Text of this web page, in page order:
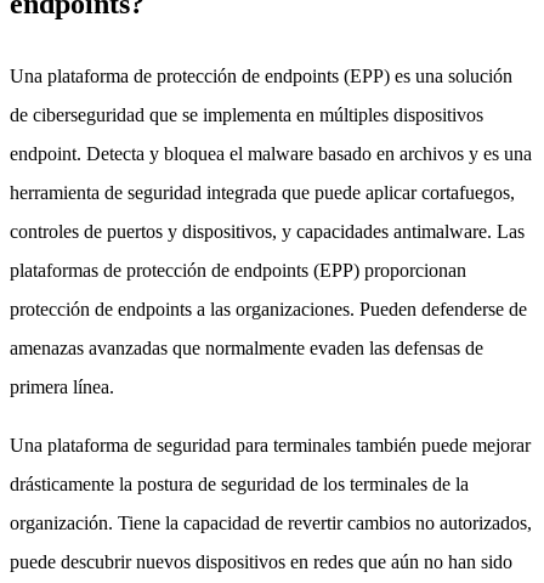
Una plataforma de protección de endpoints (EPP) es una solución
de ciberseguridad que se implementa en múltiples dispositivos
endpoint. Detecta y bloquea el malware basado en archivos y es una
herramienta de seguridad integrada que puede aplicar cortafuegos,
controles de puertos y dispositivos, y capacidades antimalware. Las
plataformas de protección de endpoints (EPP) proporcionan
protección de endpoints a las organizaciones. Pueden defenderse de
amenazas avanzadas que normalmente evaden las defensas de
primera línea.
Una plataforma de seguridad para terminales también puede mejorar
drásticamente la postura de seguridad de los terminales de la
organización. Tiene la capacidad de revertir cambios no autorizados,
puede descubrir nuevos dispositivos en redes que aún no han sido